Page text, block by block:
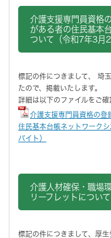
介護支援専門員資格
がある者の住民基本
ついて（令和7年3月
標記の件につきまして、 埼
たので、掲載いたします。
詳細は以下のファイルをご確
介護支援専門員資格の登
住民基本台帳ネットワーク
バイト）
介護人材確保・職場
リーフレットについ
標記の件につきまして、厚